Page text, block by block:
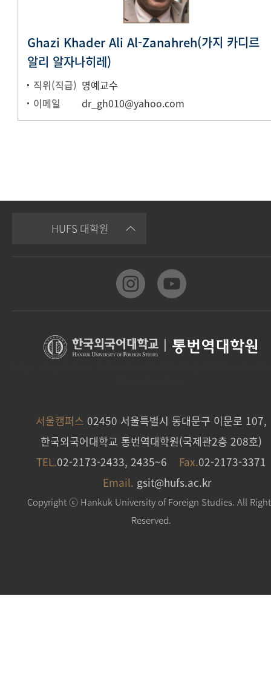
Ghazi Khader Ali Al-Zanahreh(가지 카디르
알리 알자나히레)
직위(직급) 명예교수
이메일
dr_gh010@yahoo.com
HUFS 대학원
통번역대학원
서울캠퍼스 02450 서울특별시 동대문구 이문로 107,
한국외국어대학교 통번역대학원(국제관2층 208호)
TEL.02-2173-2433, 2435~6 Fax.02-2173-3371
Email. gsit@hufs.ac.kr
Copyright ⓒ Hankuk University of Foreign Studies. All
Reserved.